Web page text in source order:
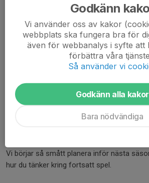
Föreningen har inte fått alla träningstider
(Lokalbokningen), så fort allt är klart
skickas ut....
Läs mer
25 jul 2025
0 kommentarer
Vi börjar så smått planera inför nästa
hur du tänker kring fortsatt spel.
Godkänn
Vi använder oss av kakor
webbplats ska fungera bra för
även för webbanalys i syfte att
förbättra våra
Så använder vi
Godkänn alla kakor
Bara nödvändiga